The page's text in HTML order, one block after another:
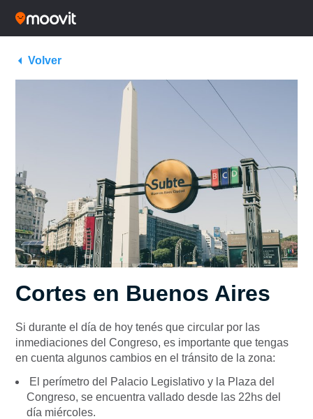
Volver
Cortes en Buenos Aires
Si durante el día de hoy tenés que circular por las
inmediaciones del Congreso, es importante que tengas
en cuenta algunos cambios en el tránsito de la zona:
El perímetro del Palacio Legislativo y la Plaza del
Congreso, se encuentra vallado desde las 22hs del
día miércoles.